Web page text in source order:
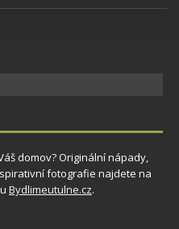
domov? Originální nápady,
fotografie najdete na
Bydlimeutulne.cz.